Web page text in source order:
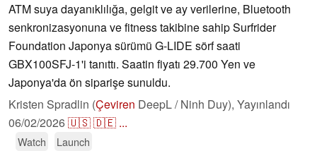
ATM suya dayanıklılığa, gelgit ve ay verilerine, Bluetooth
senkronizasyonuna ve fitness takibine sahip Surfrider
Foundation Japonya sürümü G-LIDE sörf saati
GBX100SFJ-1'i tanıttı. Saatin fiyatı 29.700 Yen ve
Japonya'da ön siparişe sunuldu.
Kristen Spradlin (Çeviren DeepL / Ninh Duy), Yayınlandı
06/02/2026🇺🇸🇩🇪 ...
Watch Launch